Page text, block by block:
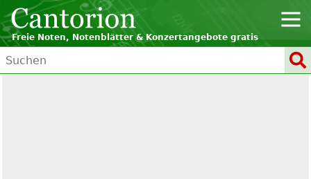
Freie Noten, Notenblätter & Konzertangebote gratis